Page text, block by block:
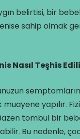
belirtisi, bir
sahip olmak
Nasıl Teşhis
yapılır.
tombul bir
Bu nedenle,